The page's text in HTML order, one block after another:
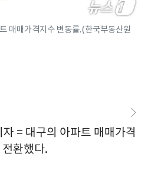
매매가격지수 변동률.(한국부동산원
= 대구의 아파트 매매가격
환했다.